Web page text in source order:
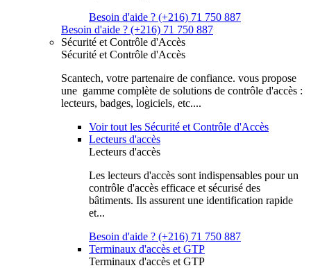
Besoin d'aide ? (+216) 71 750 887
Besoin d'aide ? (+216) 71 750 887
Sécurité et Contrôle d'Accès
Sécurité et Contrôle d'Accès
Scantech, votre partenaire de confiance. vous propose
une gamme complète de solutions de contrôle d'accès :
lecteurs, badges, logiciels, etc....
Voir tout les Sécurité et Contrôle d'Accès
Lecteurs d'accès
Lecteurs d'accès
Les lecteurs d'accès sont indispensables pour un
contrôle d'accès efficace et sécurisé des
bâtiments. Ils assurent une identification rapide
et...
Besoin d'aide ? (+216) 71 750 887
Terminaux d'accès et GTP
Terminaux d'accès et GTP